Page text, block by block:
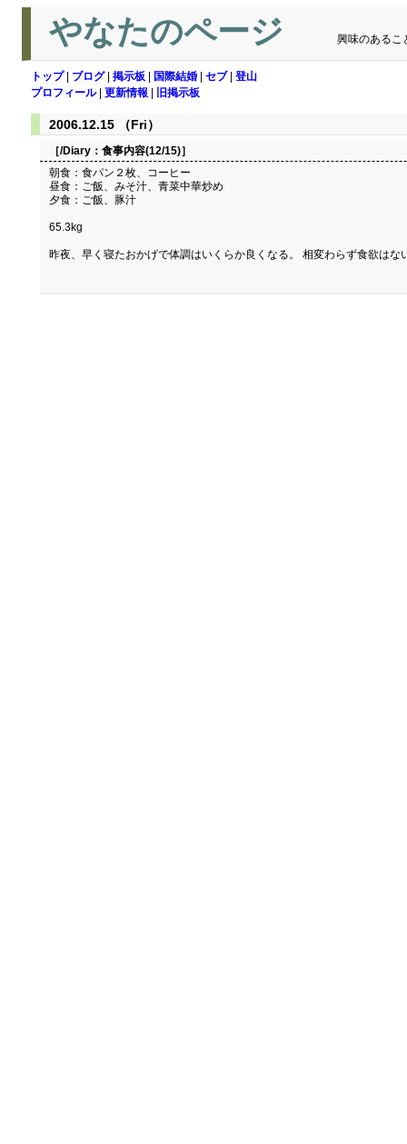
やなたのページ 興味のあるこ
トップ| ブログ| 掲示板 国際結婚 セブ| 登山
プロフィール| 更新情報 旧掲示板
2006.12.15 （Fri）
［/Diary： 食事内容(12/15)］
朝食：食パン２枚、コーヒー
昼食：ご飯、みそ汁、青菜中華炒め
夕食：ご飯、豚汁
65.3kg
昨夜、早く寝たおかげで体調はいくらか良くなる。 相変わらず食欲はな